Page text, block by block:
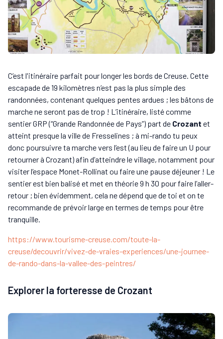
C’est l'itinéraire parfait pour longer les bords de Creuse. Cette
escapade de 19 kilomètres n’est pas la plus simple des
randonnées, contenant quelques pentes ardues ; les bâtons de
marche ne seront pas de trop ! L’itinéraire, listé comme
sentier GRP (“Grande Randonnée de Pays”) part de Crozant et
atteint presque la ville de Fresselines ; à mi-rando tu peux
donc poursuivre ta marche vers l’est (au lieu de faire un U pour
retourner à Crozant) afin d’atteindre le village, notamment pour
visiter l’espace Monet-Rollinat ou faire une pause déjeuner ! Le
sentier est bien balisé et met en théorie 9 h 30 pour faire l’aller-
retour ; bien évidemment, cela ne dépend que de toi et on te
recommande de prévoir large en termes de temps pour être
tranquille.
https://www.tourisme-creuse.com/toute-la-
creuse/decouvrir/vivez-de-vraies-experiences/une-journee-
de-rando-dans-la-vallee-des-peintres/
Explorer la forteresse de Crozant